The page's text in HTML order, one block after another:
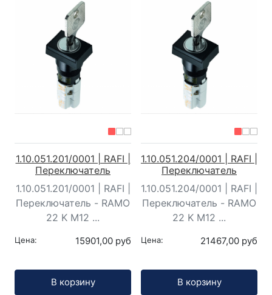
1.10.051.201/0001 | RAFI |
Переключатель
1.10.051.201/0001 | RAFI |
Переключатель - RAMO
22 K M12 ...
Цена: 15901,00 руб
В корзину
1.10.051.204/0001 | RAFI |
Переключатель
1.10.051.204/0001 | RAFI |
Переключатель - RAMO
22 K M12 ...
Цена: 21467,00 руб
В корзину